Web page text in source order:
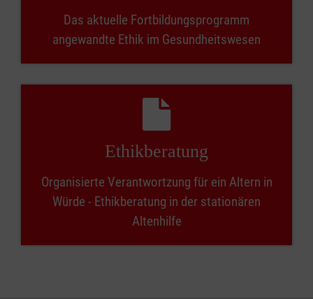
Das aktuelle Fortbildungsprogramm
angewandte Ethik im Gesundheitswesen
Ethik­beratung
Organisierte Verantwortzung für ein Altern in
Würde - Ethikberatung in der stationären
Altenhilfe